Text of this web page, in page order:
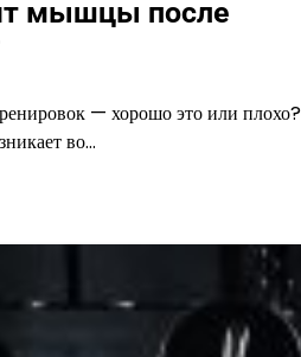
мышцы после
— хорошо это или
во…